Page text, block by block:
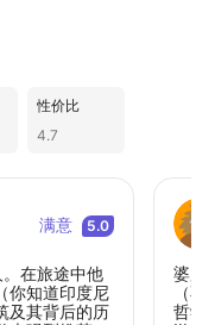
性价比
4.7
满意 5.0
在旅途中他
你知道印度尼
及其背后的历
婆罗
（
哲学